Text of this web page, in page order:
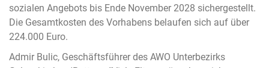
sozialen Angebots bis Ende November 2028 sichergestellt.
Die Gesamtkosten des Vorhabens belaufen sich auf über
224.000 Euro.
Admir Bulic, Geschäftsführer des AWO Unterbezirks